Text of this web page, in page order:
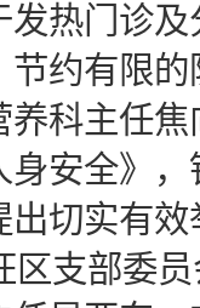
发热门诊
节约有限
养科主任
身安全》
出切实有效
区支部委